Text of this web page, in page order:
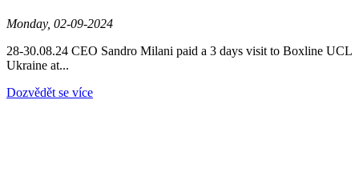
Monday, 02-09-2024
28-30.08.24 CEO Sandro Milani paid a 3 days visit to Boxline UCL
Ukraine at...
Dozvědět se více